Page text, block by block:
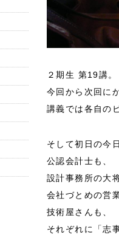
２期生 第19講。
今回から次回に
講義では各自の
そして初日の今日
公認会計士も、
設計事務所の大
会社づとめの営
技術屋さんも、
それぞれに「志